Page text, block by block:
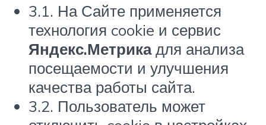
3.1. На Сайте применяется
технология cookie и сервис
Яндекс.Метрикадля анализа
посещаемости и улучшения
качества работы сайта.
3.2. Пользователь может